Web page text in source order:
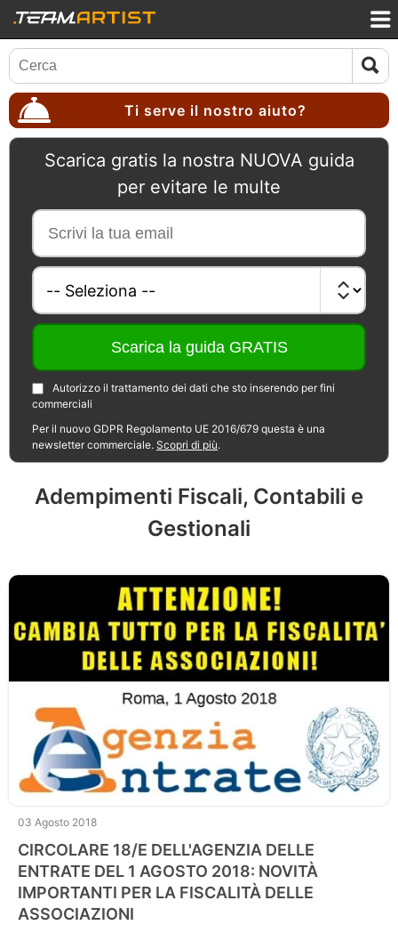
Ti serve il nostro aiuto?
Scarica gratis la nostra NUOVA guida
per evitare le multe
Autorizzo il trattamento dei dati che sto inserendo per fini
commerciali
Per il nuovo GDPR Regolamento UE 2016/679 questa è una
newsletter commerciale. Scopri di più.
Adempimenti Fiscali, Contabili e
Gestionali
03 Agosto 2018
CIRCOLARE 18/E DELL'AGENZIA DELLE
ENTRATE DEL 1 AGOSTO 2018: NOVITÀ
IMPORTANTI PER LA FISCALITÀ DELLE
ASSOCIAZIONI